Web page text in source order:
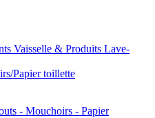
Vaisselle & Produits Lave-
Papier toillette
- Mouchoirs - Papier